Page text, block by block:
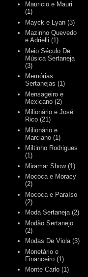
Mauricio e Mauri
(1)
Mayck e Lyan (3)
Mazinho Quevedo
e Adrielli (1)
Meio Século De
Música Sertaneja
(3)
Memórias
Sertanejas (1)
Mensageiro e
Mexicano (2)
Milionário e José
Rico (21)
Milionário e
Marciano (1)
Miltinho Rodrigues
(1)
Miramar Show (1)
Mococa e Moracy
(2)
Mococa e Paraíso
(2)
Moda Sertaneja (2)
Modão Sertanejo
(2)
Modas De Viola (3)
Monetário e
Financeiro (1)
Monte Carlo (1)